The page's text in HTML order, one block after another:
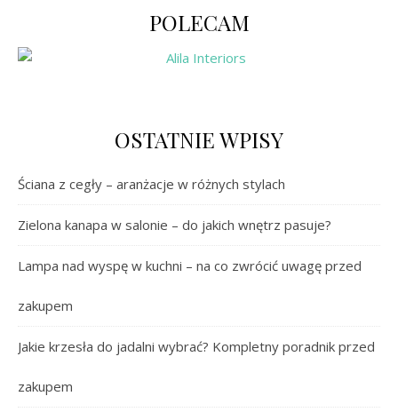
POLECAM
OSTATNIE WPISY
Ściana z cegły – aranżacje w różnych stylach
Zielona kanapa w salonie – do jakich wnętrz pasuje?
Lampa nad wyspę w kuchni – na co zwrócić uwagę przed
zakupem
Jakie krzesła do jadalni wybrać? Kompletny poradnik przed
zakupem